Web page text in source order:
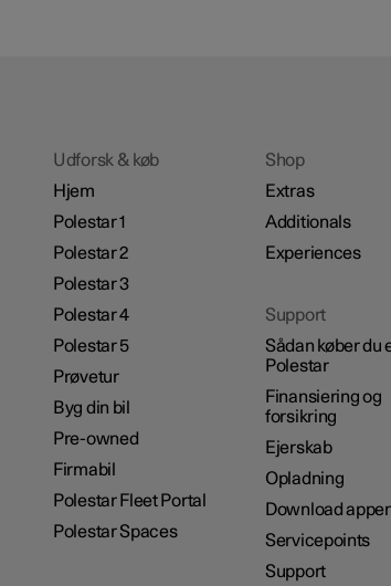
Udforsk & køb
Hjem
Polestar 1
Polestar 2
Polestar 3
Polestar 4
Polestar 5
Prøvetur
Byg din bil
Pre-owned
Firmabil
Polestar Fleet Portal
Polestar Spaces
Shop
Extras
Additionals
Experiences
Support
Sådan køber du
Polestar
Finansiering og
forsikring
Ejerskab
Opladning
Download
Servicepoints
Support